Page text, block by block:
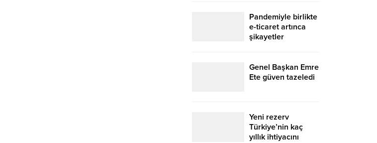
Pandemiyle birlikte
e-ticaret artınca
şikayetler
Genel Başkan Emre
Ete güven tazeledi
Yeni rezerv
Türkiye’nin kaç
yıllık ihtiyacını